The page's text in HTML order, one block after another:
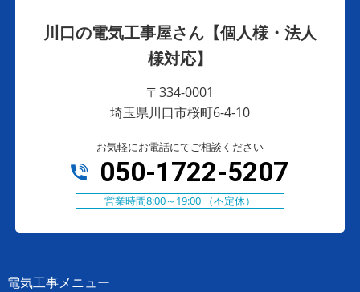
川口の電気工事屋さん【個人様・法人
様対応】
〒334-0001
埼玉県川口市桜町6-4-10
お気軽にお電話にてご相談ください
050-1722-5207
営業時間8:00～19:00 （不定休）
電気工事メニュー